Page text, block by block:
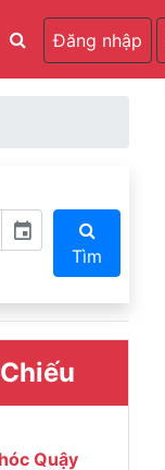
Đăng nhập
event
Tìm
Quậy